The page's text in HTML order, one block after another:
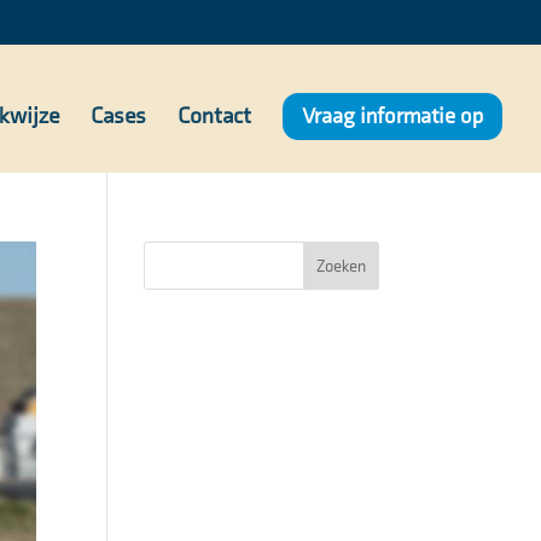
Cases Contact Vraag informatie op
Zoeken